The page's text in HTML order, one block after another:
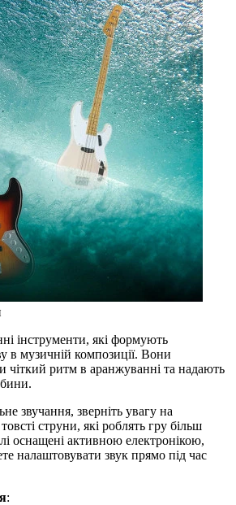
інструменти, які формують
в музичній композиції. Вони
чіткий ритм в аранжуванні та надають
звучання, зверніть увагу на
струни, які роблять гру більш
оснащені активною електронікою,
налаштовувати звук прямо під час
: